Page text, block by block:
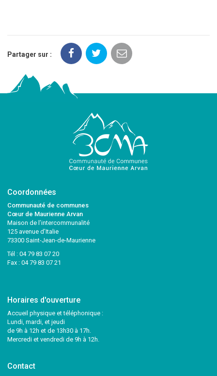
Partager sur :
Coordonnées
Communauté de communes
Cœur de Maurienne Arvan
Maison de l’intercommunalité
125 avenue d’Italie
73300 Saint-Jean-de-Maurienne
Tél : 04 79 83 07 20
Fax : 04 79 83 07 21
Horaires d'ouverture
Accueil physique et téléphonique :
Lundi, mardi, et jeudi
de 9h à 12h et de 13h30 à 17h.
Mercredi et vendredi de 9h à 12h.
Contact